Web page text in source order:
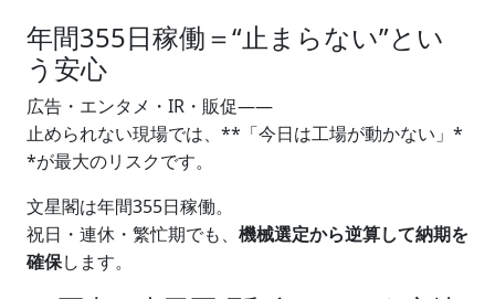
年間355日稼働＝“止まらない”とい
う安心
広告・エンタメ・IR・販促――
止められない現場では、**「今日は工場が動かない」*
*が最大のリスクです。
文星閣は年間355日稼働。
祝日・連休・繁忙期でも、 機械選定から逆算して納期を
確保します。